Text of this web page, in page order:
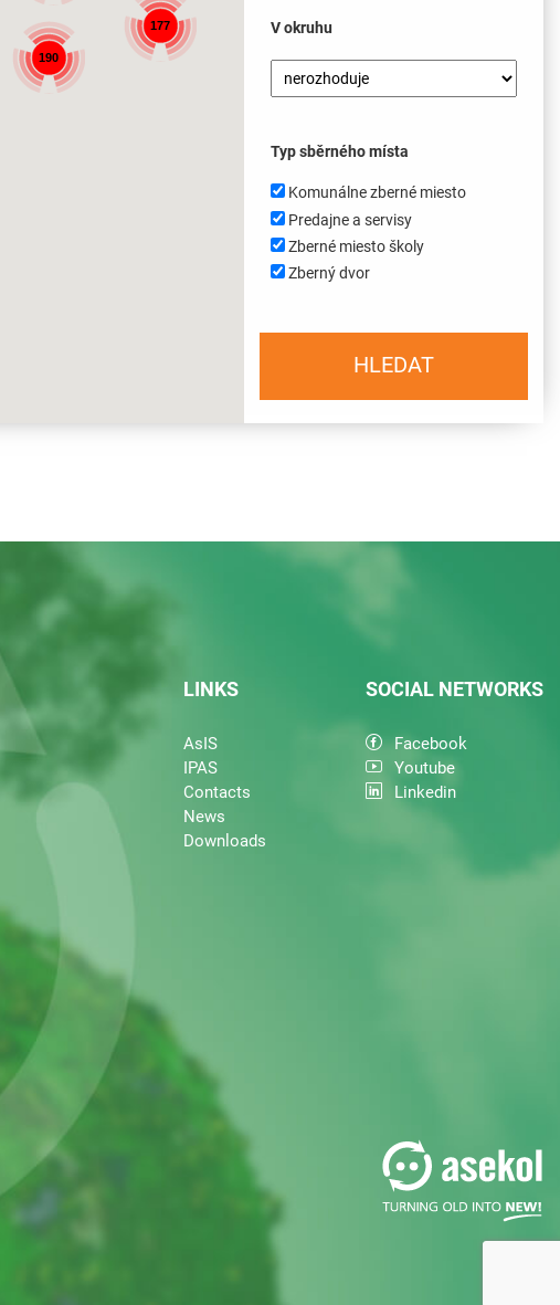
177
190
V okruhu
Typ sběrného místa
Komunálne zberné miesto
Predajne a servisy
Zberné miesto školy
Zberný dvor
SOCIAL NETWORKS
Facebook
Youtube
Linkedin
LINKS
AsIS
IPAS
Contacts
News
Downloads